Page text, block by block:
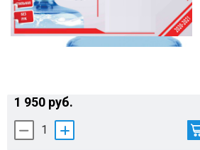
1 950 руб.
1